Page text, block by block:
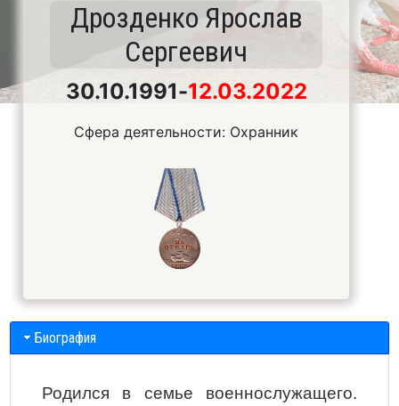
Дрозденко Ярослав
Сергеевич
30.10.1991-12.03.2022
Сфера деятельности: Охранник
Биография
Родился в семье военнослужащего.